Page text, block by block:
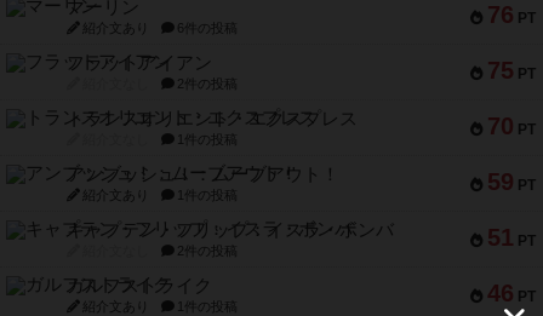
76 PT
マーリン
紹介文あり 6件の投稿
75 PT
フラットアイアン
2件の投稿
70 PT
トランスオリエント・エクスプレス
1件の投稿
59 PT
アンブッシュ！：ムーブアウト！
紹介文あり 1件の投稿
51 PT
キャプテン・フリップ：イスラ・ボンバ
2件の投稿
46 PT
ガルフストライク
紹介文あり 1件の投稿